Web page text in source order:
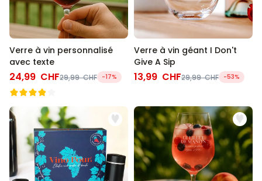
Verre à vin personnalisé
avec texte
24,99 CHF29,99 CHF -17%
Verre à vin géant I Don't
Give A Sip
13,99 CHF29,99 CHF -53%